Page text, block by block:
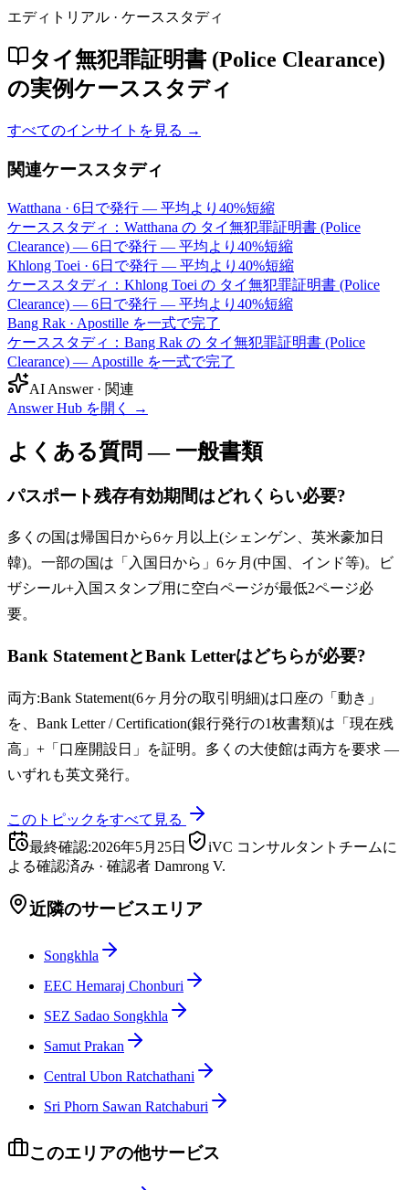
エディトリアル · ケーススタディ
タイ無犯罪証明書 (Police Clearance)
の実例ケーススタディ
すべてのインサイトを見る →
関連ケーススタディ
Watthana · 6日で発行 — 平均より40%短縮
ケーススタディ：Watthana の タイ無犯罪証明書 (Police
Clearance) — 6日で発行 — 平均より40%短縮
Khlong Toei · 6日で発行 — 平均より40%短縮
ケーススタディ：Khlong Toei の タイ無犯罪証明書 (Police
Clearance) — 6日で発行 — 平均より40%短縮
Bang Rak · Apostille を一式で完了
ケーススタディ：Bang Rak の タイ無犯罪証明書 (Police
Clearance) — Apostille を一式で完了
AI Answer · 関連
Answer Hub を開く
→
よくある質問 — 一般書類
パスポート残存有効期間はどれくらい必要?
多くの国は帰国日から6ヶ月以上(シェンゲン、英米豪加日
韓)。一部の国は「入国日から」6ヶ月(中国、インド等)。ビ
ザシール+入国スタンプ用に空白ページが最低2ページ必
要。
Bank StatementとBank Letterはどちらが必要?
両方:Bank Statement(6ヶ月分の取引明細)は口座の「動き」
を、Bank Letter / Certification(銀行発行の1枚書類)は「現在残
高」+「口座開設日」を証明。多くの大使館は両方を要求 —
いずれも英文発行。
このトピックをすべて見る
最終確認:2026年5月25日
iVC コンサルタントチームに
よる確認済み · 確認者 Damrong V.
近隣のサービスエリア
Songkhla
EEC Hemaraj Chonburi
SEZ Sadao Songkhla
Samut Prakan
Central Ubon Ratchathani
Sri Phorn Sawan Ratchaburi
このエリアの他サービス